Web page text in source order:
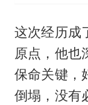
这次经历成
原点，他也
保命关键，
倒塌，没有